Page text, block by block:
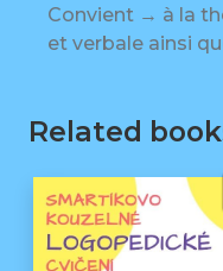
Convient → à la
et verbale ainsi
Related